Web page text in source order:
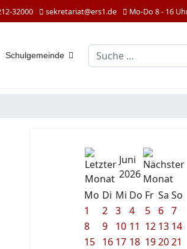
32000 sekretariat@ers1.de Mo-Do 8 - 16
Schulgemeinde Suchen
Juni
2026
Mo Di Mi Do Fr Sa So
1
2 3 4 5 6 7
8
9 10 11 12 13 14
15 16 17 18 192021